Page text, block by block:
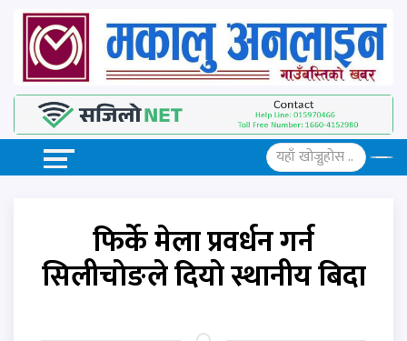
फिर्के मेला प्रवर्धन गर्न
सिलीचाेङले दियाे स्थानीय बिदा